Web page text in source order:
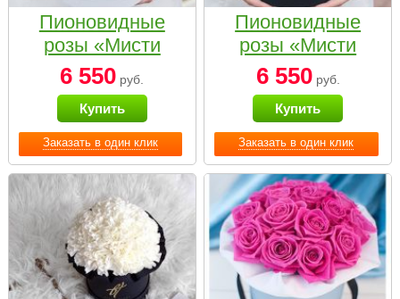
Заказать в один клик
Пионовидные
розы «Мисти
бабблс» в белой
коробке Small
6 550 руб.
Купить
Заказать в один клик
Пионовидные
розы «Мисти
бабблс» в
черной коробке
Small
6 550руб.
Купить